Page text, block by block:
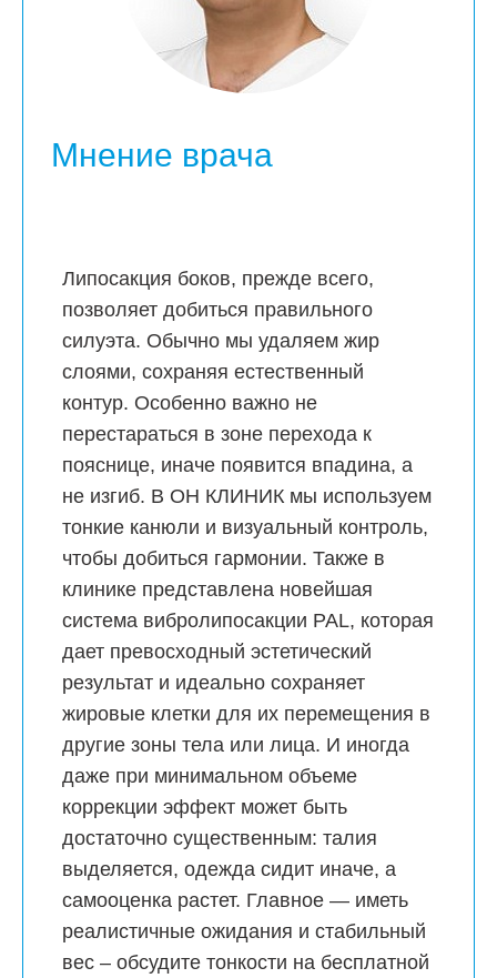
Мнение врача
Липосакция боков, прежде всего,
позволяет добиться правильного
силуэта. Обычно мы удаляем жир
слоями, сохраняя естественный
контур. Особенно важно не
перестараться в зоне перехода к
пояснице, иначе появится впадина, а
не изгиб. В ОН КЛИНИК мы используем
тонкие канюли и визуальный контроль,
чтобы добиться гармонии. Также в
клинике представлена новейшая
система вибролипосакции PAL, которая
дает превосходный эстетический
результат и идеально сохраняет
жировые клетки для их перемещения в
другие зоны тела или лица. И иногда
даже при минимальном объеме
коррекции эффект может быть
достаточно существенным: талия
выделяется, одежда сидит иначе, а
самооценка растет. Главное — иметь
реалистичные ожидания и стабильный
вес – обсудите тонкости на бесплатной